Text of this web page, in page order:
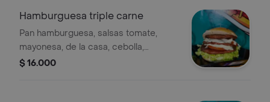
Hamburguesa triple carne
Pan hamburguesa, salsas tomate,
mayonesa, de la casa, cebolla,
lechuga y tomate, 3 carne de
$ 16.000